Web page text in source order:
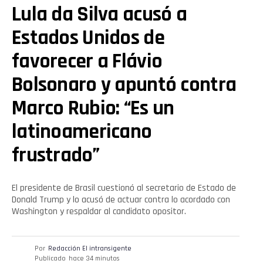
Lula da Silva acusó a
Estados Unidos de
favorecer a Flávio
Bolsonaro y apuntó contra
Marco Rubio: “Es un
latinoamericano
frustrado”
El presidente de Brasil cuestionó al secretario de Estado de
Donald Trump y lo acusó de actuar contra lo acordado con
Washington y respaldar al candidato opositor.
Por Redacción El intransigente
Publicado hace 34 minutos